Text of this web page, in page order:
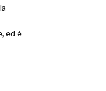
ed è